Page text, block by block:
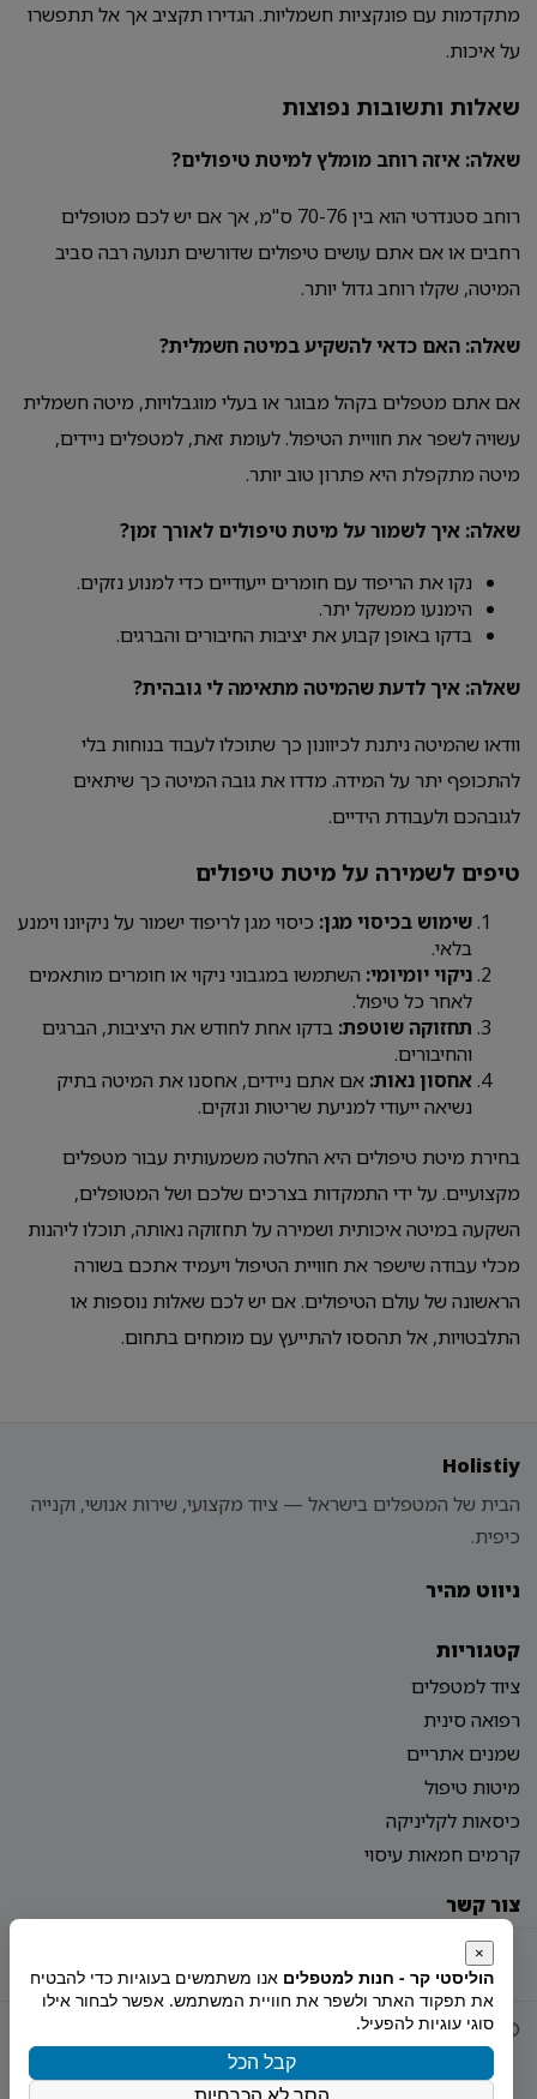
מתקדמות עם פונקציות חשמליות. הגדירו תקציב אך אל תתפשרו
על איכות.
שאלות ותשובות נפוצות
שאלה: איזה רוחב מומלץ למיטת טיפולים?
רוחב סטנדרטי הוא בין 70-76 ס"מ, אך אם יש לכם מטופלים
רחבים או אם אתם עושים טיפולים שדורשים תנועה רבה סביב
המיטה, שקלו רוחב גדול יותר.
שאלה: האם כדאי להשקיע במיטה חשמלית?
אם אתם מטפלים בקהל מבוגר או בעלי מוגבלויות, מיטה חשמלית
עשויה לשפר את חוויית הטיפול. לעומת זאת, למטפלים ניידים,
מיטה מתקפלת היא פתרון טוב יותר.
שאלה: איך לשמור על מיטת טיפולים לאורך זמן?
נקו את הריפוד עם חומרים ייעודיים כדי למנוע נזקים.
הימנעו ממשקל יתר.
בדקו באופן קבוע את יציבות החיבורים והברגים.
שאלה: איך לדעת שהמיטה מתאימה לי גובהית?
וודאו שהמיטה ניתנת לכיוונון כך שתוכלו לעבוד בנוחות בלי
להתכופף יתר על המידה. מדדו את גובה המיטה כך שיתאים
לגובהכם ולעבודת הידיים.
טיפים לשמירה על מיטת טיפולים
שימוש בכיסוי מגן: כיסוי מגן לריפוד ישמור על ניקיונו וימנע
בלאי.
ניקוי יומיומי: השתמשו במגבוני ניקוי או חומרים מותאמים
לאחר כל טיפול.
תחזוקה שוטפת: בדקו אחת לחודש את היציבות, הברגים
והחיבורים.
אחסון נאות: אם אתם ניידים, אחסנו את המיטה בתיק
נשיאה ייעודי למניעת שריטות ונזקים.
בחירת מיטת טיפולים היא החלטה משמעותית עבור מטפלים
מקצועיים. על ידי התמקדות בצרכים שלכם ושל המטופלים,
השקעה במיטה איכותית ושמירה על תחזוקה נאותה, תוכלו ליהנות
מכלי עבודה שישפר את חוויית הטיפול ויעמיד אתכם בשורה
הראשונה של עולם הטיפולים. אם יש לכם שאלות נוספות או
התלבטויות, אל תהססו להתייעץ עם מומחים בתחום.
Holistiy
הבית של המטפלים בישראל — ציוד מקצועי, שירות אנושי, וקנייה
כיפית.
ניווט מהיר
קטגוריות
ציוד למטפלים
רפואה סינית
שמנים אתריים
מיטות טיפול
כיסאות לקליניקה
קרמים חמאות עיסוי
צור קשר
© 2026 Holistiy
×
הוליסטי קר - חנות למטפלים אנו משתמשים בעוגיות כדי להבטיח
את תפקוד האתר ולשפר את חוויית המשתמש. אפשר לבחור אילו
סוגי עוגיות להפעיל.
קבל הכל